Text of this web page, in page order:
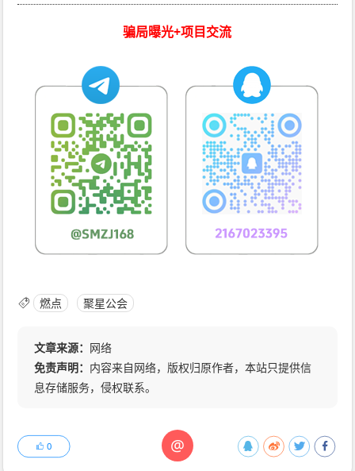
骗局曝光+项目交流
燃点 聚星公会
文章来源： 网络
免责声明： 内容来自网络，版权归原作者，本站只提供信
息存储服务，侵权联系。
@
0